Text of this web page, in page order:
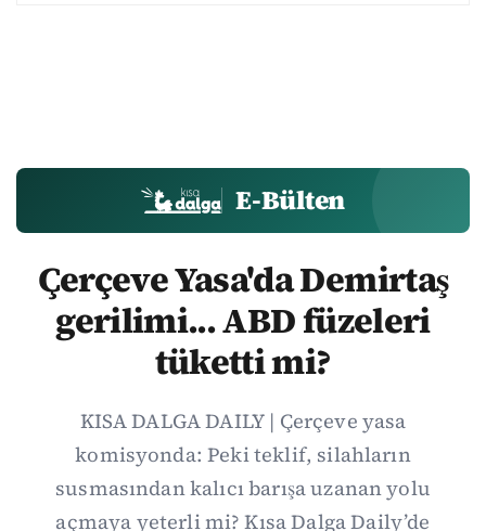
E-Bülten
Çerçeve Yasa'da Demirtaş
gerilimi... ABD füzeleri
tüketti mi?
KISA DALGA DAILY | Çerçeve yasa
komisyonda: Peki teklif, silahların
susmasından kalıcı barışa uzanan yolu
açmaya yeterli mi? Kısa Dalga Daily’de